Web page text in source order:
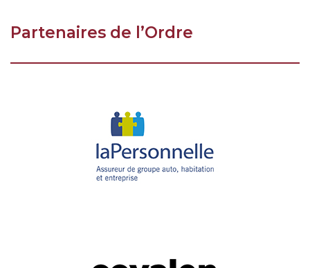
Partenaires de l’Ordre